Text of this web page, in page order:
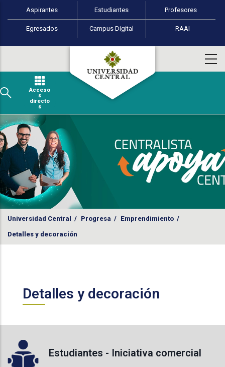
Pasar al contenido principal
Perfiles de usuario
Aspirantes Estudiantes Profesores
Egresados Campus Digital RAAI
Acceso
s
directo
s
Universidad Central / Progresa / Emprendimiento /
Detalles y decoración
Detalles y decoración
Estudiantes - Iniciativa comercial